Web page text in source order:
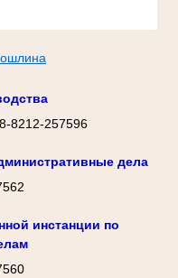
8212-257596
дела
инстанции по